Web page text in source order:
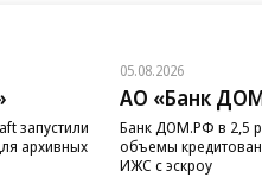
запустили
архивных
05.08.2026
АО «Банк
Банк ДОМ.РФ в 2,5
объемы
ИЖС с эскроу